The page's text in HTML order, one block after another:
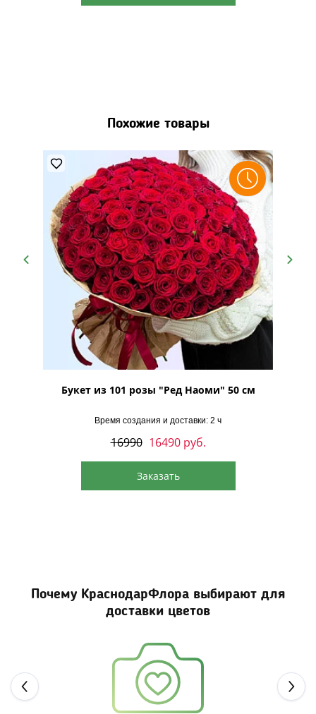
Похожие товары
Букет из 101 розы "Ред Наоми" 50 см
Время создания и доставки: 2 ч
16990 16490 руб.
Заказать
Почему КраснодарФлора выбирают для
доставки цветов